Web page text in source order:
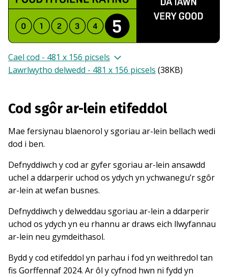
Cael cod - 481 x 156 picsels
Lawrlwytho delwedd - 481 x 156 picsels (38KB)
Cod sgôr ar-lein etifeddol
Mae fersiynau blaenorol y sgoriau ar-lein bellach wedi
dod i ben.
Defnyddiwch y cod ar gyfer sgoriau ar-lein ansawdd
uchel a ddarperir uchod os ydych yn ychwanegu’r sgôr
ar-lein at wefan busnes.
Defnyddiwch y delweddau sgoriau ar-lein a ddarperir
uchod os ydych yn eu rhannu ar draws eich llwyfannau
ar-lein neu gymdeithasol.
Bydd y cod etifeddol yn parhau i fod yn weithredol tan
fis Gorffennaf 2024. Ar ôl y cyfnod hwn ni fydd yn